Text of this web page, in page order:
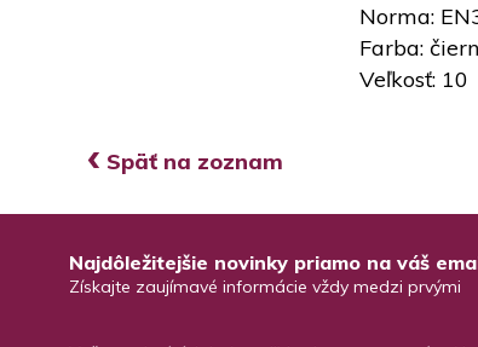
Norma:
Farba:
Veľkosť: 10
‹ Späť na zoznam
Najdôležitejšie novinky priamo na váš
Získajte zaujímavé informácie vždy medzi prvými